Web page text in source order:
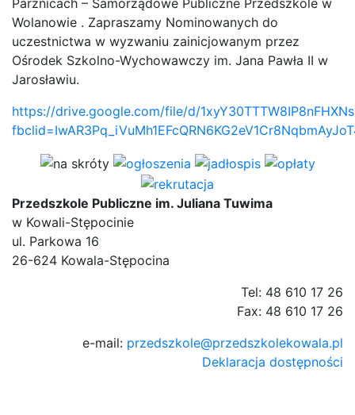
Parznicach – Samorządowe Publiczne Przedszkole w
Wolanowie . Zapraszamy Nominowanych do
uczestnictwa w wyzwaniu zainicjowanym przez
Ośrodek Szkolno-Wychowawczy im. Jana Pawła II w
Jarosławiu.
https://drive.google.com/file/d/
Przedszkole Publiczne im. Juliana Tuwima
w Kowali-Stępocinie
ul. Parkowa 16
26-624 Kowala-Stępocina
Tel: 48 610 17 26
Fax: 48 610 17 26
e-mail: przedszkole@przedszkolekowala.pl
Deklaracja dostępności